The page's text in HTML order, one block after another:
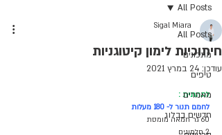
All Posts
מתכונים
טיפים
מאמרים
חדשים בבלוג
All Posts
חיתוכיות לימון קיטוגניות
Sigal Miara
עודכן: 24 במרץ 2021
לתחתית :
לחמם תנור ל- 180 מעלות
60 גר חמאה מומסת
2 חלמונים